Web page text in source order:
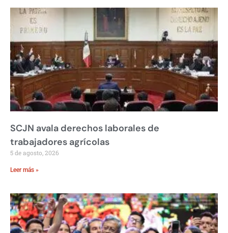
SCJN avala derechos laborales de
trabajadores agrícolas
5 de agosto, 2026
Leer más »